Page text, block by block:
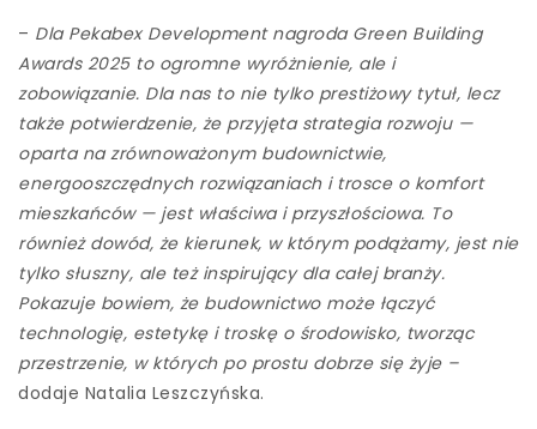
– Dla Pekabex Development nagroda Green Building
Awards 2025 to ogromne wyróżnienie, ale i
zobowiązanie. Dla nas to nie tylko prestiżowy tytuł, lecz
także potwierdzenie, że przyjęta strategia rozwoju —
oparta na zrównoważonym budownictwie,
energooszczędnych rozwiązaniach i trosce o komfort
mieszkańców — jest właściwa i przyszłościowa. To
również dowód, że kierunek, w którym podążamy, jest nie
tylko słuszny, ale też inspirujący dla całej branży.
Pokazuje bowiem, że budownictwo może łączyć
technologię, estetykę i troskę o środowisko, tworząc
przestrzenie, w których po prostu dobrze się żyje –
dodaje Natalia Leszczyńska.